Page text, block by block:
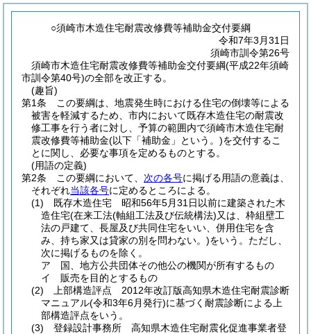
○須崎市木造住宅耐震改修費等補助金交付要綱
令和7年3月31日
須崎市訓令第26号
須崎市木造住宅耐震改修費等補助金交付要綱(平成22年須崎
市訓令第40号)の全部を改正する。
(趣旨)
第1条
この要綱は、地震発生時における住宅の倒壊等による
被害を軽減するため、市内において既存木造住宅の耐震改
修工事を行う者に対し、予算の範囲内で須崎市木造住宅耐
震改修費等補助金(以下「補助金」という。)を交付するこ
とに関し、必要な事項を定めるものとする。
(用語の定義)
第2条
この要綱において、 次の各号に掲げる用語の意義は、
それぞれ当該各号に定めるところによる。
(1)
既存木造住宅 昭和56年5月31日以前に建築された木
造住宅(在来工法(軸組工法及び伝統構法)又は、枠組壁工
法の戸建て、長屋及び共同住宅をいい、併用住宅を含
み、持ち家又は貸家の別を問わない。)をいう。 ただし、
次に掲げるものを除く。
ア
国、地方公共団体その他公の機関が所有するもの
イ
販売を目的とするもの
(2)
上部構造評点 2012年改訂版高知県木造住宅耐震診断
マニュアル(令和3年6月発行)に基づく耐震診断による上
部構造評点をいう。
(3)
登録設計事務所 高知県木造住宅耐震化促進事業者登